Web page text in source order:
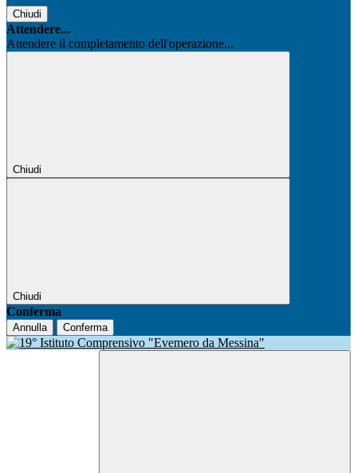
Chiudi
Attendere...
Attendere il completamento dell'operazione...
Chiudi
Chiudi
Conferma
Annulla Conferma